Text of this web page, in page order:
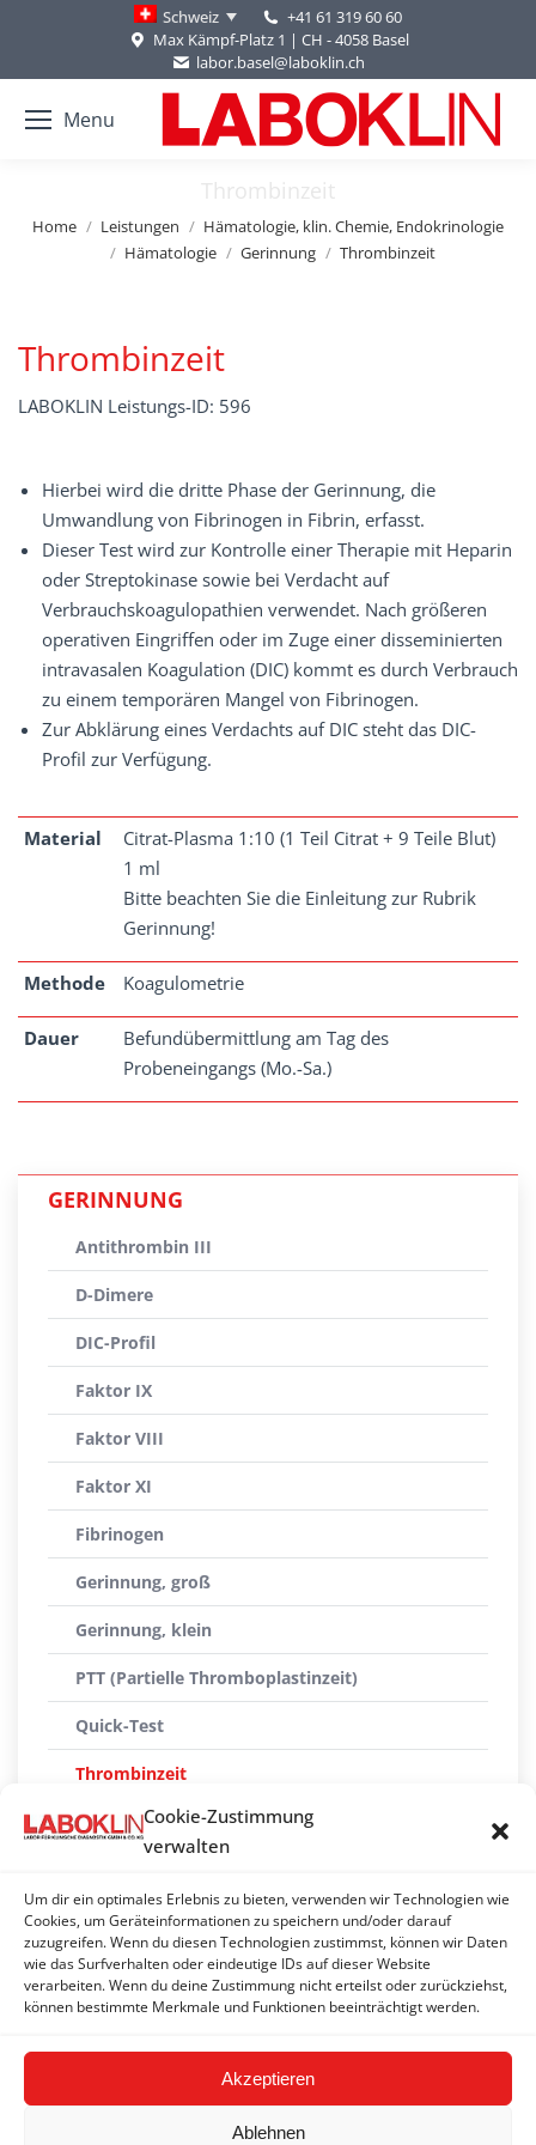
Cookie-Zustimmung
verwalten
Um dir ein optimales Erlebnis zu bieten, verwenden wir Technologien wie
Cookies, um Geräteinformationen zu speichern und/oder darauf
zuzugreifen. Wenn du diesen Technologien zustimmst, können wir Daten
wie das Surfverhalten oder eindeutige IDs auf dieser Website
verarbeiten. Wenn du deine Zustimmung nicht erteilst oder zurückziehst,
können bestimmte Merkmale und Funktionen beeinträchtigt werden.
Akzeptieren
Ablehnen
Schweiz
+41 61 319 60 60
Max Kämpf-Platz 1 | CH - 4058 Basel
labor.basel@laboklin.ch
Menu
Thrombinzeit
You are here:
Home Leistungen
Hämatologie, klin. Chemie, Endokrinologie
Hämatologie
Gerinnung Thrombinzeit
Thrombinzeit
LABOKLIN Leistungs-ID: 596
Hierbei wird die dritte Phase der Gerinnung, die
Umwandlung von Fibrinogen in Fibrin, erfasst.
Dieser Test wird zur Kontrolle einer Therapie mit Heparin
oder Streptokinase sowie bei Verdacht auf
Verbrauchskoagulopathien verwendet. Nach größeren
operativen Eingriffen oder im Zuge einer disseminierten
intravasalen Koagulation (DIC) kommt es durch Verbrauch
zu einem temporären Mangel von Fibrinogen.
Zur Abklärung eines Verdachts auf DIC steht das DIC-
Profil zur Verfügung.
Material
Citrat-Plasma 1:10 (1 Teil Citrat + 9 Teile Blut)
1 ml
Bitte beachten Sie die Einleitung zur Rubrik
Gerinnung!
Methode Koagulometrie
Dauer
Befundübermittlung am Tag des
Probeneingangs (Mo.-Sa.)
GERINNUNG
Antithrombin III
D-Dimere
DIC-Profil
Faktor IX
Faktor VIII
Faktor XI
Fibrinogen
Gerinnung, groß
Gerinnung, klein
PTT (Partielle Thromboplastinzeit)
Quick-Test
Thrombinzeit
Thromboelastographie
Thrombozytopenie-Profil groß (Hund)
Thrombozytopenie-Profil klein (Hund)
Von-Willebrand-Antigen